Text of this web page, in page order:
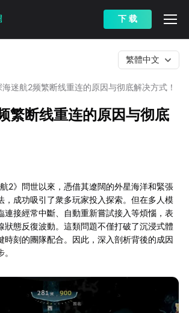
下 载
海迷航2频繁断线重连的原因与彻底解决方式！
繁體中文
繁断线重连的原因与彻底
2》問世以來，憑借其遼闊的外星海洋和緊張
，成功吸引了衆多玩家投入探索。但在多人模
連接經常中斷、自動重新嘗試接入等煩惱，表
狀態反復波動。這類問題不僅打破了沉浸式體
時刻的團隊配合。因此，深入剖析背後的成因